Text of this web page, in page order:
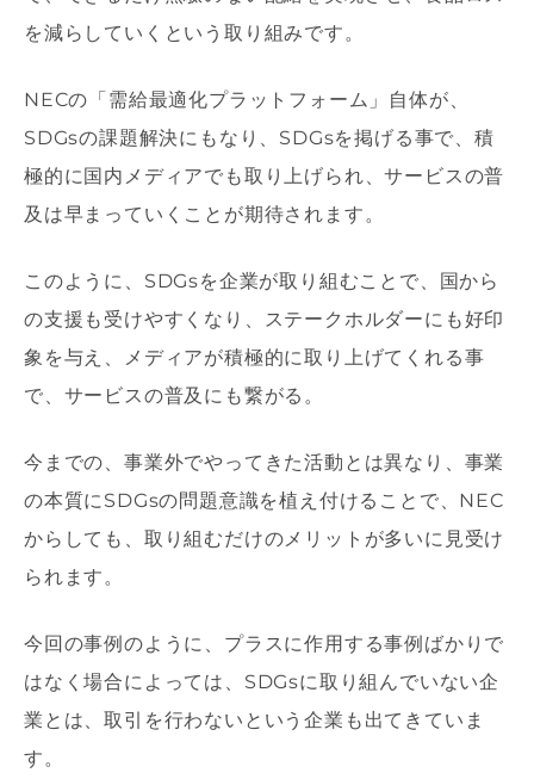
を減らしていくという取り組みです。
NECの「需給最適化プラットフォーム」自体が、
SDGsの課題解決にもなり、SDGsを掲げる事で、積
極的に国内メディアでも取り上げられ、サービスの普
及は早まっていくことが期待されます。
このように、SDGsを企業が取り組むことで、国から
の支援も受けやすくなり、ステークホルダーにも好印
象を与え、メディアが積極的に取り上げてくれる事
で、サービスの普及にも繋がる。
今までの、事業外でやってきた活動とは異なり、事業
の本質にSDGsの問題意識を植え付けることで、NEC
からしても、取り組むだけのメリットが多いに見受け
られます。
今回の事例のように、プラスに作用する事例ばかりで
はなく場合によっては、SDGsに取り組んでいない企
業とは、取引を行わないという企業も出てきていま
す。